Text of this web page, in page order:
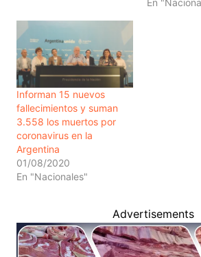
En
Informan 15 nuevos
fallecimientos y suman
3.558 los muertos por
coronavirus en la
Argentina
01/08/2020
En "Nacionales"
Advertisements